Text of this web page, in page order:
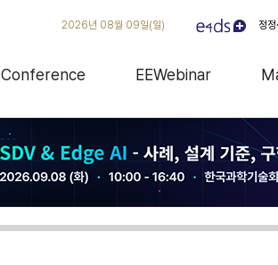
2026년 08월 09일(일) 정
Conference EEWebinar